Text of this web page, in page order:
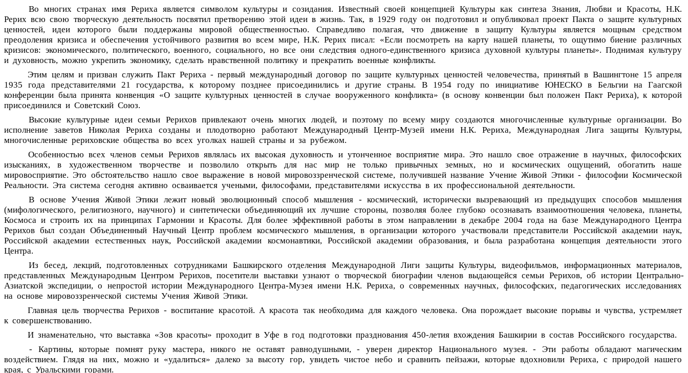
Во многих странах имя Рериха является символом культуры и созидания. Известный своей концепцией Культуры как синтеза Знания, Любви и Красоты, Н.К.
Рерих всю свою творческую деятельность посвятил претворению этой идеи в жизнь. Так, в 1929 году он подготовил и опубликовал проект Пакта о защите культурных
ценностей,
идеи которого были поддержаны мировой общественностью. Справедливо полагая, что движение в защиту Культуры является мощным
средством
преодоления кризиса и обеспечения устойчивого развития во всем мире, Н.К. Рерих писал: «Если посмотреть на карту нашей планеты, то ощутимо биение различных
кризисов: экономического, политического, военного, социального, но все они следствия одного-единственного кризиса духовной культуры планеты». Поднимая культуру
и духовность, можно укрепить экономику, сделать нравственной политику и прекратить военные конфликты.
Этим целям и призван служить Пакт Рериха - первый международный договор по защите культурных ценностей человечества, принятый в Вашингтоне 15 апреля
1935
года представителями 21 государства, к которому позднее присоединились и другие страны. В 1954 году по инициативе ЮНЕСКО в Бельгии на Гаагской
конференции была принята конвенция «О защите культурных ценностей в случае вооруженного конфликта» (в основу конвенции был положен Пакт Рериха), к которой
присоединился и Советский Союз.
Высокие культурные идеи семьи Рерихов привлекают очень многих людей, и поэтому по всему миру создаются многочисленные культурные организации. Во
исполнение
заветов Николая Рериха созданы и плодотворно работают Международный Центр-Музей имени Н.К. Рериха, Международная Лига защиты
Культуры,
многочисленные рериховские общества во всех уголках нашей страны и за рубежом.
Особенностью всех членов семьи Рерихов являлась их высокая духовность и утонченное восприятие мира. Это нашло свое отражение в научных, философских
изысканиях,
в художественном творчестве и позволило открыть для нас мир не только привычных земных, но и космических ощущений, обогатить
наше
мировосприятие. Это обстоятельство нашло свое выражение в новой мировоззренческой системе, получившей название Учение Живой Этики - философии Космической
Реальности. Эта система сегодня активно осваивается учеными, философами, представителями искусства в их профессиональной деятельности.
В основе Учения Живой Этики лежит новый эволюционный способ мышления - космический, исторически вызревающий из предыдущих способов мышления
(мифологического, религиозного, научного) и синтетически объединяющий их лучшие стороны, позволяя более глубоко осознавать взаимоотношения человека, планеты,
Космоса и строить их на принципах Гармонии и Красоты. Для более эффективной работы в этом направлении в декабре 2004 года на базе Международного Центра
Рерихов был создан Объединенный Научный Центр проблем космического мышления, в организации которого участвовали представители Российской академии наук,
Российской академии естественных наук, Российской академии космонавтики, Российской академии образования, и была разработана концепция деятельности этого
Центра.
Из
бесед, лекций, подготовленных сотрудниками Башкирского отделения Международной Лиги защиты Культуры, видеофильмов, информационных материалов,
представленных Международным Центром Рерихов, посетители выставки узнают о творческой биографии членов выдающейся семьи Рерихов, об истории Центрально-
Азиатской экспедиции, о непростой истории Международного Центра-Музея имени Н.К. Рериха, о современных научных, философских, педагогических исследованиях
на основе мировоззренческой системы Учения Живой Этики.
Главная цель творчества Рерихов - воспитание красотой. А красота так необходима для каждого человека. Она порождает высокие порывы и чувства, устремляет
к совершенствованию.
И знаменательно, что выставка «Зов красоты» проходит в Уфе в год подготовки празднования 450-летия вхождения Башкирии в состав Российского государства.
-
Картины, которые помнят руку мастера, никого не оставят равнодушными, - уверен директор Национального музея. - Эти работы обладают
магическим
воздействием. Глядя на них, можно и «удалиться» далеко за высоту гор, увидеть чистое небо и сравнить пейзажи, которые вдохновили Рериха, с природой нашего
края, с Уральскими горами.